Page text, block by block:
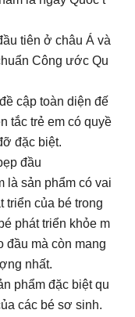
tiên ở châu Á và
Công ước Qu
cập toàn diện đế
tắc trẻ em có quyề
đặc biệt.
đầu
là sản phẩm có vai
triển của bé trong
phát triển khỏe m
đầu mà còn mang
nhất.
phẩm đặc biệt qu
các bé sơ sinh.